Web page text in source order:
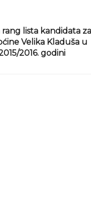
lista kandidata za
Velika Kladuša u
2016. godini